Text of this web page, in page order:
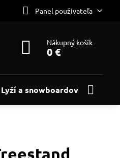
Panel používateľa
Nákupný košík
0 €
a snowboardov